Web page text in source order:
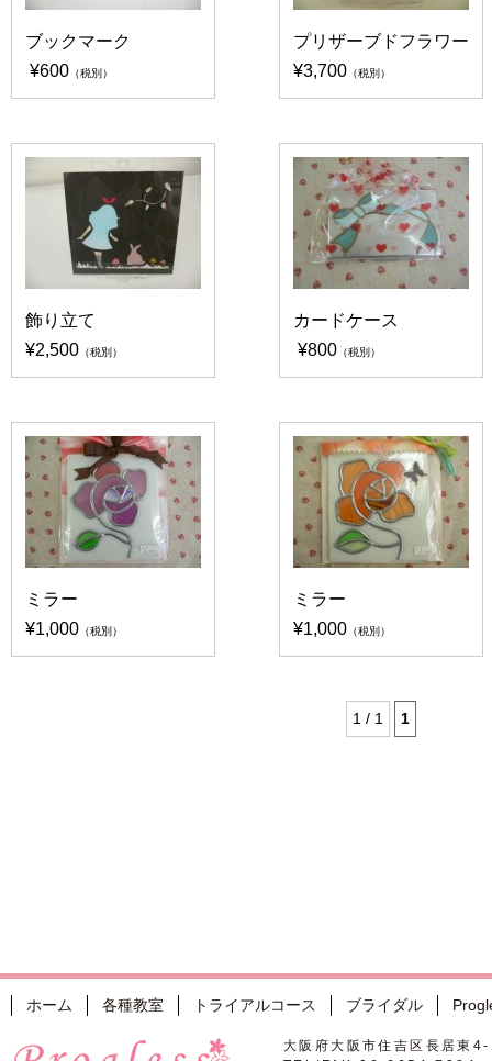
ブックマーク
¥600 （税別）
プリザーブドフラワー
¥3,700 （税別）
飾り立て
¥2,500 （税別）
カードケース
¥800 （税別）
ミラー
¥1,000 （税別）
ミラー
¥1,000 （税別）
1 / 1 1
ホーム 各種教室 トライアルコース ブライダル
大阪府大阪市住吉区長居